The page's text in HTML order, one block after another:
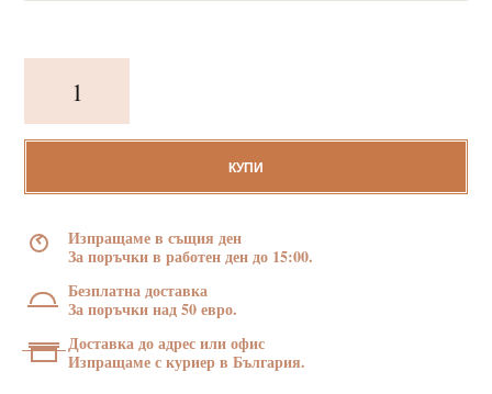
Близалка
с
„Супергерои“,
КУПИ
Изпращаме в същия ден
За поръчки в работен ден до 15:00.
Безплатна доставка
За поръчки над 50 евро.
Доставка до адрес или офис
Изпращаме с куриер в България.